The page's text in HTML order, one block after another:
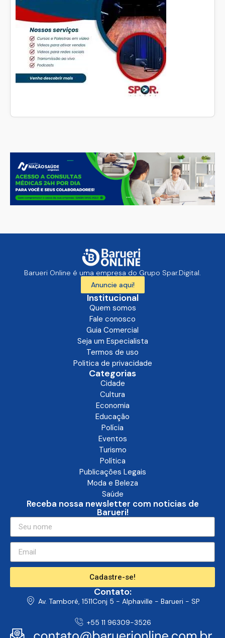
Barueri Online é uma empresa do Grupo Spar.Digital.
Anuncie aqui!
Institucional
Quem somos
Fale conosco
Guia Comercial
Seja um Especialista
Termos de uso
Politica de privacidade
Categorias
Cidade
Cultura
Economia
Educação
Polícia
Eventos
Turismo
Política
Publicações Legais
Moda e Beleza
Saúde
Receba nossa newsletter com noticias de
Barueri!
Cadastre-se!
Contato:
Av. Tamboré, 1511Conj 5 - Alphaville - Barueri - SP
+55 11 96309-3526